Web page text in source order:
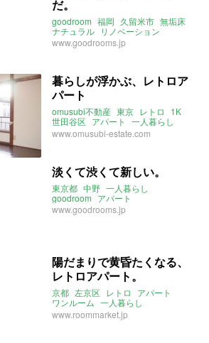
だ。
goodroom 福岡 久留米市 無垢床
ナチュラル リノベーション
ウォークインクローゼット
一人暮らし
二人暮らし
www.goodrooms.jp
暮らしが浮かぶ、レトロア
パート
omusubi不動産 東京 レトロ
1K
世田谷区 アパート
一人暮らし
instagram 2021年2月のおすすめ
www.omusubi-estate.com
淡くて渋くて新しい。
東京都 中野 一人暮らし
goodroom アパート
リノベーション
www.goodrooms.jp
陽だまりで黄昏たくなる、
レトロアパート。
京都 左京区 レトロ
アパート
ワンルーム 一人暮らし
ルームマーケット 京都市
www.roommarket.jp